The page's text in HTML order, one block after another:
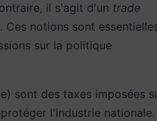
il s'agit d'un trade
Ces notions sont
sur la politique
sont des taxes imposées
l'industrie nationale.